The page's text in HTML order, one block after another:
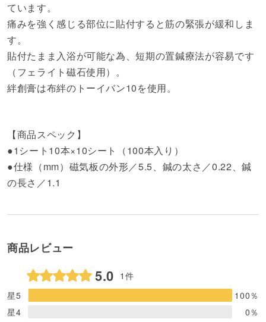
ています。
痛みを強く感じる部位に貼付すると筋の緊張が緩和しま
す。
貼付たまま入浴が可能な為、短期の置鍼療法が容易です
（フェライト磁石使用）。
絆創膏は布絆のトーイバン10を使用。
【商品スペック】
●1シート10本×10シート（100本入り）
●仕様（mm）磁気板の外形／5.5、鍼の太さ／0.22、鍼
の長さ／1.1
商品レビュー
5.0 1件
星5
100％
星4
0％